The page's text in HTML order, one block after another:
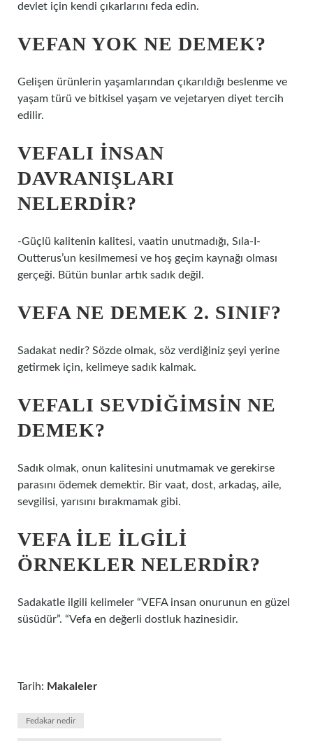
devlet için kendi çıkarlarını feda edin.
VEFAN YOK NE DEMEK?
Gelişen ürünlerin yaşamlarından çıkarıldığı beslenme ve
yaşam türü ve bitkisel yaşam ve vejetaryen diyet tercih
edilir.
VEFALI INSAN
DAVRANIŞLARI
NELERDIR?
-Güçlü kalitenin kalitesi, vaatin unutmadığı, Sıla-I-
Outterus’un kesilmemesi ve hoş geçim kaynağı olması
gerçeği. Bütün bunlar artık sadık değil.
VEFA NE DEMEK 2. SINIF?
Sadakat nedir? Sözde olmak, söz verdiğiniz şeyi yerine
getirmek için, kelimeye sadık kalmak.
VEFALI SEVDIĞIMSIN NE
DEMEK?
Sadık olmak, onun kalitesini unutmamak ve gerekirse
parasını ödemek demektir. Bir vaat, dost, arkadaş, aile,
sevgilisi, yarısını bırakmamak gibi.
VEFA ILE ILGILI
ÖRNEKLER NELERDIR?
Sadakatle ilgili kelimeler “VEFA insan onurunun en güzel
süsüdür”. “Vefa en değerli dostluk hazinesidir.
Tarih: Makaleler
Fedakar nedir